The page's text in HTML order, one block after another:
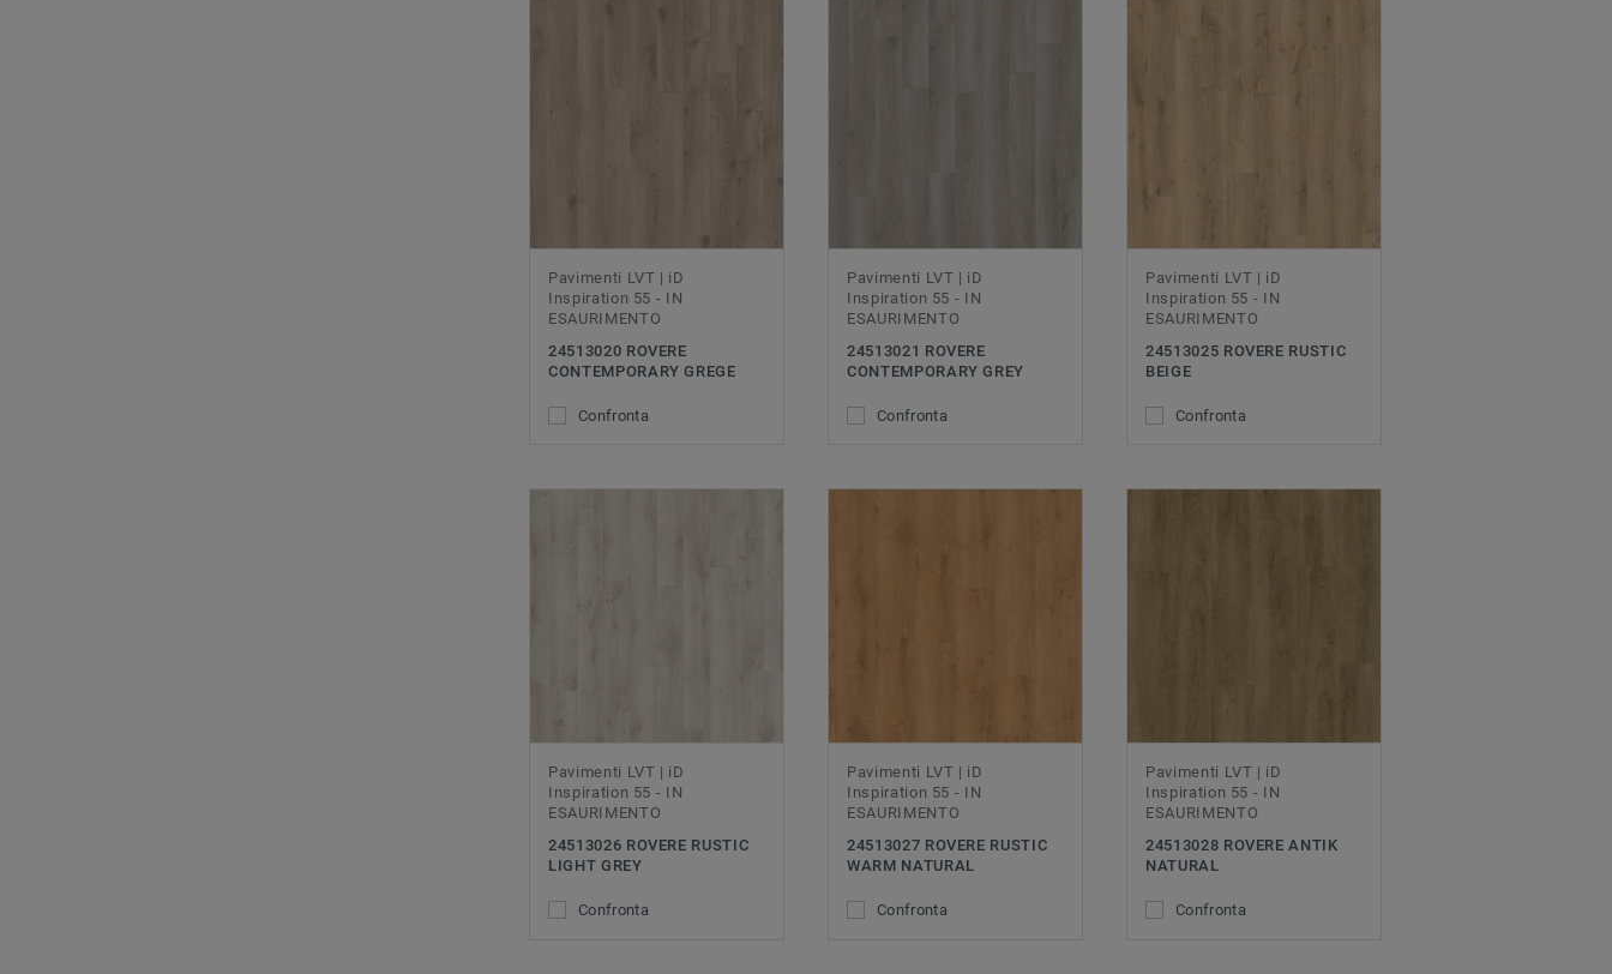
Pavimenti LVT | iD
Inspiration 55 - IN
ESAURIMENTO
24513020 ROVERE
CONTEMPORARY GREGE
Confronta
Pavimenti LVT | iD
Inspiration 55 - IN
ESAURIMENTO
24513021 ROVERE
CONTEMPORARY GREY
Confronta
Pavimenti LVT | iD
Inspiration 55 - IN
ESAURIMENTO
24513025 ROVERE RUSTIC
BEIGE
Confronta
Pavimenti LVT | iD
Inspiration 55 - IN
ESAURIMENTO
24513026 ROVERE RUSTIC
LIGHT GREY
Confronta
Pavimenti LVT | iD
Inspiration 55 - IN
ESAURIMENTO
24513027 ROVERE RUSTIC
WARM NATURAL
Confronta
Pavimenti LVT | iD
Inspiration 55 - IN
ESAURIMENTO
24513028 ROVERE ANTIK
NATURAL
Confronta